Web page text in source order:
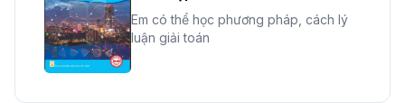
Em có thể học phương pháp, cách lý
luận giải toán